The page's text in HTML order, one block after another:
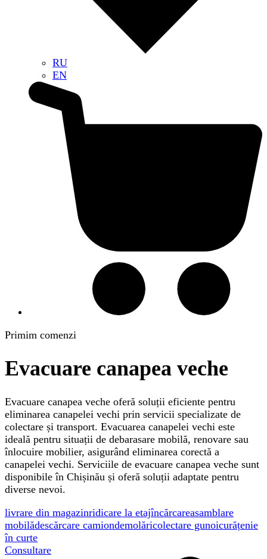
RU
EN
Primim comenzi
Evacuare canapea veche
Evacuare canapea veche oferă soluții eficiente pentru
eliminarea canapelei vechi prin servicii specializate de
colectare și transport. Evacuarea canapelei vechi este
ideală pentru situații de debarasare mobilă, renovare sau
înlocuire mobilier, asigurând eliminarea corectă a
canapelei vechi. Serviciile de evacuare canapea veche sunt
disponibile în Chișinău și oferă soluții adaptate pentru
diverse nevoi.
livrare din magazinridicare la etajîncărcareasamblare
mobilădescărcare camiondemolăricolectare gunoicurățenie
în curte
Consultare